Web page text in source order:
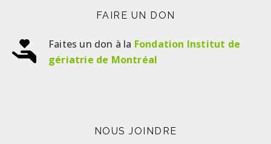
FAIRE UN DON
Faites un don à la Fondation Institut de
gériatrie de Montréal
NOUS JOINDRE